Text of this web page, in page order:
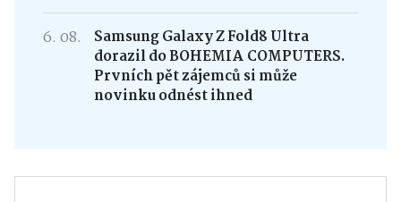
6. 08.
Samsung Galaxy Z Fold8 Ultra
dorazil do BOHEMIA COMPUTERS.
Prvních pět zájemců si může
novinku odnést ihned